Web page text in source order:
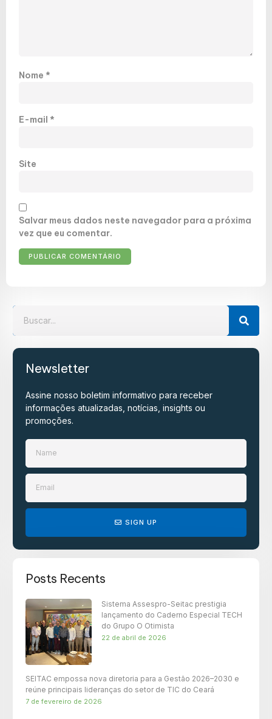
Nome *
E-mail *
Site
Salvar meus dados neste navegador para a próxima
vez que eu comentar.
Newsletter
Assine nosso boletim informativo para receber
informações atualizadas, notícias, insights ou
promoções.​
SIGN UP
Posts Recents
Sistema Assespro-Seitac prestigia
lançamento do Caderno Especial TECH
do Grupo O Otimista
22 de abril de 2026
SEITAC empossa nova diretoria para a Gestão 2026–2030 e
reúne principais lideranças do setor de TIC do Ceará
7 de fevereiro de 2026